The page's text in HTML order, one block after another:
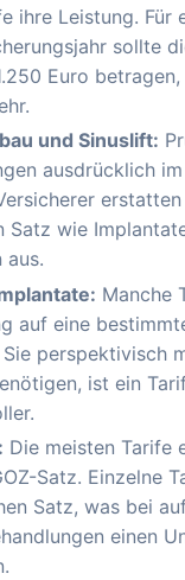
ihre Leistung. Für
sollte
Euro betragen,
und Sinuslift:
ausdrücklich
Satz wie
aus.
Manche
auf eine
Sie perspektivisch
ist ein
Die meisten Tarife
Satz. Einzelne
Satz, was bei
einen